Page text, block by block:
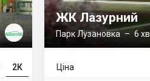
2К
ЖК Лазурний
Парк Лузановка – 6 хв.
Ціна